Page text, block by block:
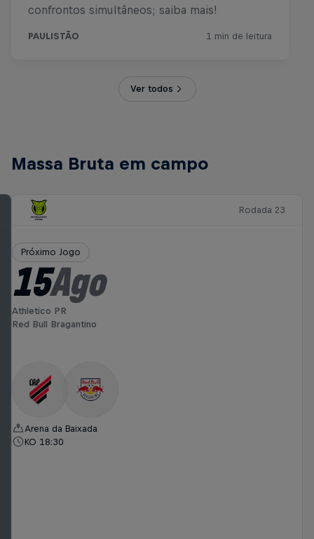
Ver todos
Massa Bruta em campo
Rodada 23
Próximo Jogo
15Ago
Athletico PR
Red Bull Bragantino
Arena da Baixada
KO 18:30